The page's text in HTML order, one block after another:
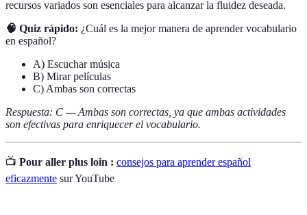
recursos variados son esenciales para alcanzar la fluidez deseada.
🧠 Quiz rápido: ¿Cuál es la mejor manera de aprender vocabulario
en español?
A) Escuchar música
B) Mirar películas
C) Ambas son correctas
Respuesta: C — Ambas son correctas, ya que ambas actividades
son efectivas para enriquecer el vocabulario.
📺 Pour aller plus loin : consejos para aprender español
eficazmente sur YouTube